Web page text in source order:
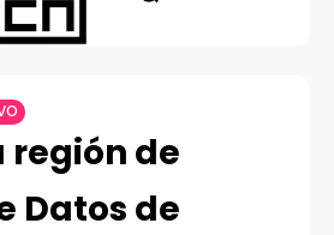
región de
Datos de